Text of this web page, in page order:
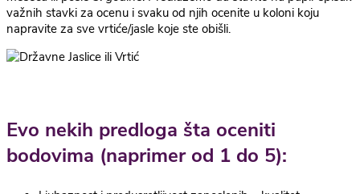
važnih stavki za ocenu i svaku od njih ocenite u koloni koju
napravite za sve vrtiće/jasle koje ste obišli.
Evo nekih predloga šta oceniti
bodovima (naprimer od 1 do 5):